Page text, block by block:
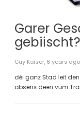
Garer
Guy Kaiser, 6 years ago
déi ganz Stad leit
absëns deen vum